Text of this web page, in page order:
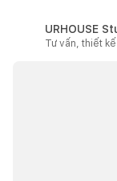
URHOUSE
Tư vấn, thiết